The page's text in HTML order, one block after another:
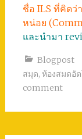
ชื่อ ILS ที่คิดว่
หน่อย
และนำมา
Blogpost
สมุด, ห้องสมดอั
comment